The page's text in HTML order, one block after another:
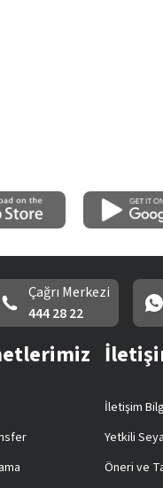
Çağrı Merkezi
444 28 22
İletişim
Yetkili
Öneri ve